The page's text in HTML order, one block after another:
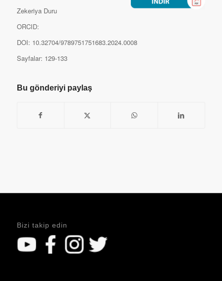
Zekeriya Duru
ORCID:
DOI: 10.32704/9789751751683.2024.0008
Sayfalar: 129-133
Bu gönderiyi paylaş
Bizi takip edin